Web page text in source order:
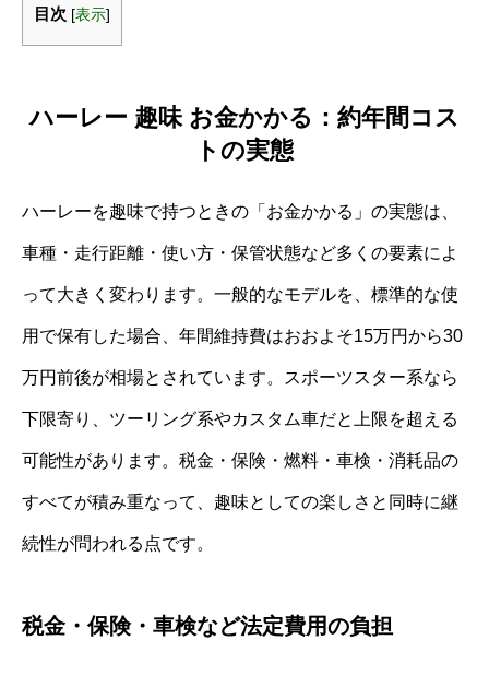
目次 [表示]
ハーレー 趣味 お金かかる：約年間コス
トの実態
ハーレーを趣味で持つときの「お金かかる」の実態は、
車種・走行距離・使い方・保管状態など多くの要素によ
って大きく変わります。一般的なモデルを、標準的な使
用で保有した場合、年間維持費はおおよそ15万円から30
万円前後が相場とされています。スポーツスター系なら
下限寄り、ツーリング系やカスタム車だと上限を超える
可能性があります。税金・保険・燃料・車検・消耗品の
すべてが積み重なって、趣味としての楽しさと同時に継
続性が問われる点です。
税金・保険・車検など法定費用の負担